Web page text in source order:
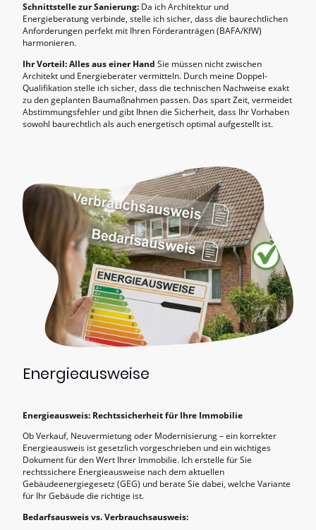
Schnittstelle zur Sanierung: Da ich Architektur und
Energieberatung verbinde, stelle ich sicher, dass die baurechtlichen
Anforderungen perfekt mit Ihren Förderanträgen (BAFA/KfW)
harmonieren.
Ihr Vorteil: Alles aus einer Hand Sie müssen nicht zwischen
Architekt und Energieberater vermitteln. Durch meine Doppel-
Qualifikation stelle ich sicher, dass die technischen Nachweise exakt
zu den geplanten Baumaßnahmen passen. Das spart Zeit, vermeidet
Abstimmungsfehler und gibt Ihnen die Sicherheit, dass Ihr Vorhaben
sowohl baurechtlich als auch energetisch optimal aufgestellt ist.
Energieausweise
Energieausweis: Rechtssicherheit für Ihre Immobilie
Ob Verkauf, Neuvermietung oder Modernisierung – ein korrekter
Energieausweis ist gesetzlich vorgeschrieben und ein wichtiges
Dokument für den Wert Ihrer Immobilie. Ich erstelle für Sie
rechtssichere Energieausweise nach dem aktuellen
Gebäudeenergiegesetz (GEG) und berate Sie dabei, welche Variante
für Ihr Gebäude die richtige ist.
Bedarfsausweis vs. Verbrauchsausweis: